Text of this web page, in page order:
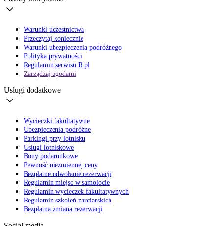
Warunki uczestnictwa
Przeczytaj koniecznie
Warunki ubezpieczenia podróżnego
Polityka prywatności
Regulamin serwisu R.pl
Zarządzaj zgodami
Usługi dodatkowe
Wycieczki fakultatywne
Ubezpieczenia podróżne
Parkingi przy lotnisku
Usługi lotniskowe
Bony podarunkowe
Pewność niezmiennej ceny
Bezpłatne odwołanie rezerwacji
Regulamin miejsc w samolocie
Regulamin wycieczek fakultatywnych
Regulamin szkoleń narciarskich
Bezpłatna zmiana rezerwacji